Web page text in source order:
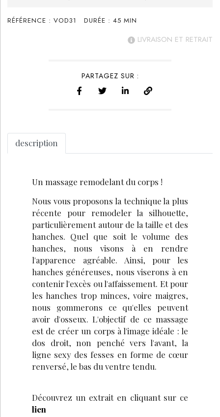
RÉFÉRENCE : VOD31 DURÉE : 45 MIN
LIVRAISON ET RETRAIT
PARTAGEZ SUR :
description
Un massage remodelant du corps !
Nous vous proposons la technique la plus
récente pour remodeler la silhouette,
particulièrement autour de la taille et des
hanches. Quel que soit le volume des
hanches, nous visons à en rendre
l'apparence agréable. Ainsi, pour les
hanches généreuses, nous viserons à en
contenir l'excès ou l'affaissement. Et pour
les hanches trop minces, voire maigres,
nous gommerons ce qu'elles peuvent
avoir d'osseux. L'objectif de ce massage
est de créer un corps à l'image idéale : le
dos droit, non penché vers l'avant, la
ligne sexy des fesses en forme de cœur
renversé, le bas du ventre tendu.
Découvrez un extrait en cliquant sur ce
lien